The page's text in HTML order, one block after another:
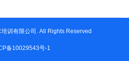
训有限公司. All Rights Reserved
备10029543号-1